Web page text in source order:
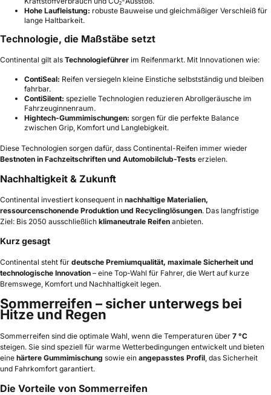
Hohe Laufleistung: robuste Bauweise und gleichmäßiger Verschleiß für
lange Haltbarkeit.
Technologie, die Maßstäbe setzt
Continental gilt als Technologieführer im Reifenmarkt. Mit Innovationen wie:
ContiSeal: Reifen versiegeln kleine Einstiche selbstständig und bleiben
fahrbar.
ContiSilent: spezielle Technologien reduzieren Abrollgeräusche im
Fahrzeuginnenraum.
Hightech-Gummimischungen: sorgen für die perfekte Balance
zwischen Grip, Komfort und Langlebigkeit.
Diese Technologien sorgen dafür, dass Continental-Reifen immer wieder
Bestnoten in Fachzeitschriften und Automobilclub-Tests erzielen.
Nachhaltigkeit & Zukunft
Continental investiert konsequent in nachhaltige Materialien,
ressourcenschonende Produktion und Recyclinglösungen. Das langfristige
Ziel: Bis 2050 ausschließlich klimaneutrale Reifen anbieten.
Kurz gesagt
Continental steht für deutsche Premiumqualität, maximale Sicherheit und
technologische Innovation – eine Top-Wahl für Fahrer, die Wert auf kurze
Bremswege, Komfort und Nachhaltigkeit legen.
Sommerreifen – sicher unterwegs bei
Hitze und Regen
Sommerreifen sind die optimale Wahl, wenn die Temperaturen über 7 °C
steigen. Sie sind speziell für warme Wetterbedingungen entwickelt und bieten
eine härtere Gummimischung sowie ein angepasstes Profil , das Sicherheit
und Fahrkomfort garantiert.
Die Vorteile von Sommerreifen